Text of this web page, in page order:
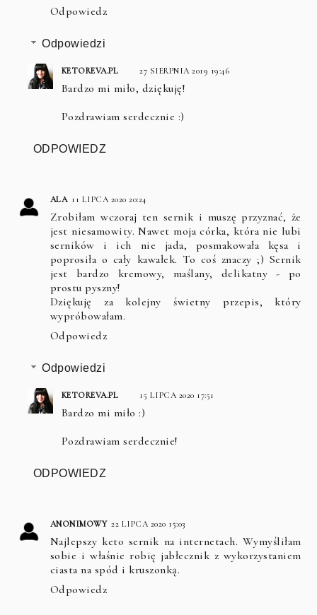
Odpowiedz
Odpowiedzi
KETOREVA.PL 27 SIERPNIA 2019 19:46
Bardzo mi miło, dziękuję!
Pozdrawiam serdecznie :)
ODPOWIEDZ
ALA 11 LIPCA 2020 20:24
Zrobiłam wczoraj ten sernik i muszę przyznać, że
jest niesamowity. Nawet moja córka, która nie lubi
serników i ich nie jada, posmakowała kęsa i
poprosiła o cały kawałek. To coś znaczy ;) Sernik
jest bardzo kremowy, maślany, delikatny - po
prostu pyszny!
Dziękuję za kolejny świetny przepis, który
wypróbowałam.
Odpowiedz
Odpowiedzi
KETOREVA.PL 15 LIPCA 2020 17:51
Bardzo mi miło :)
Pozdrawiam serdecznie!
ODPOWIEDZ
ANONIMOWY 22 LIPCA 2020 15:03
Najlepszy keto sernik na internetach. Wymyśliłam
sobie i właśnie robię jabłecznik z wykorzystaniem
ciasta na spód i kruszonką.
Odpowiedz